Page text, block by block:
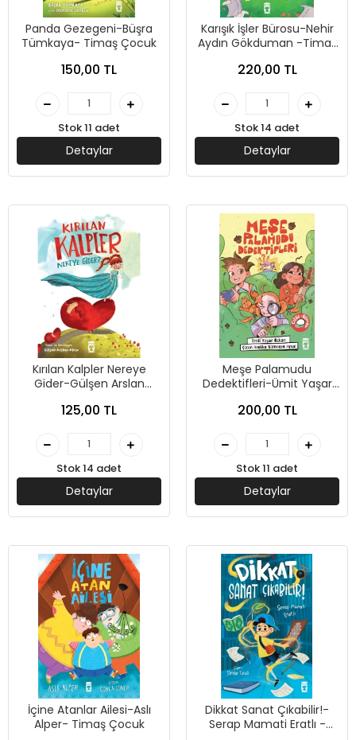
Panda Gezegeni-Büşra
Tümkaya- Timaş Çocuk
150,00 TL
Stok 11 adet
Detaylar
Karışık İşler Bürosu-Nehir
Aydın Gökduman -Timaş
220,00 TL
Stok 14 adet
Detaylar
Kırılan Kalpler Nereye
Gider-Gülşen Arslan
125,00 TL
Stok 14 adet
Detaylar
Meşe Palamudu
Dedektifleri-Ümit Yaşar
200,00 TL
Stok 11 adet
Detaylar
İçine Atanlar Ailesi-Aslı
Alper- Timaş Çocuk
Dikkat Sanat Çıkabilir!-
Serap Mamati Eratlı -